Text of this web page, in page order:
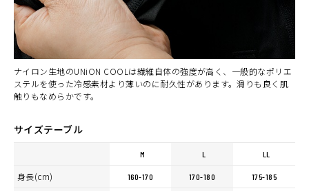
ナイロン生地のUNiON COOLは繊維自体の強度が高く、一般的なポリエ
ステルを使った冷感素材より薄いのに耐久性があります。滑りも良く肌
触りもなめらかです。
サイズテーブル
M L LL
身長(cm) 160-170 170-180 175-185